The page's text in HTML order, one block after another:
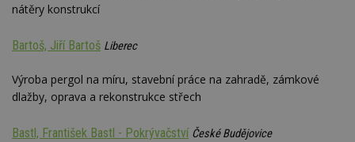
nátěry konstrukcí
Bartoš, Jiří Bartoš Liberec
Výroba pergol na míru, stavební práce na zahradě, zámkové
dlažby, oprava a rekonstrukce střech
Bastl, František Bastl - Pokrývačství České Budějovice